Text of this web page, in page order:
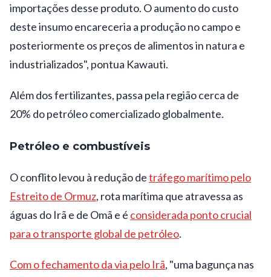
importações desse produto. O aumento do custo
deste insumo encareceria a produção no campo e
posteriormente os preços de alimentos in natura e
industrializados", pontua Kawauti.
Além dos fertilizantes, passa pela região cerca de
20% do petróleo comercializado globalmente.
Petróleo e combustíveis
O conflito levou à redução detráfego marítimo pelo
Estreito de Ormuz, rota marítima que atravessa as
águas do Irã e de Omã e é considerada ponto crucial
para o transporte global de petróleo.
Com o fechamento da via pelo Irã, "uma bagunça nas